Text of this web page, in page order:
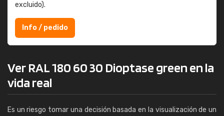
excluido).
Info / pedido
Ver RAL 180 60 30 Dioptase green en la
vida real
Es un riesgo tomar una decisión basada en la visualización de un